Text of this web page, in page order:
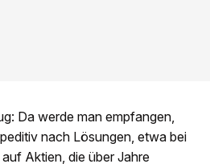
Da werde man empfangen,
nach Lösungen, etwa bei
Aktien, die über Jahre